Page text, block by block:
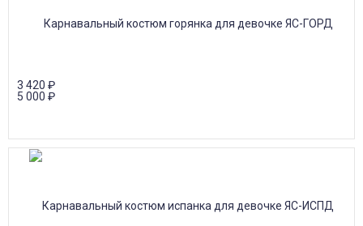
3 420 ₽
5 000 ₽